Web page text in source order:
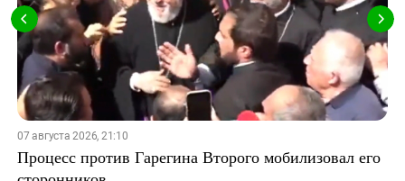
07 августа 2026, 21:10
Процесс против Гарегина Второго мобилизовал его